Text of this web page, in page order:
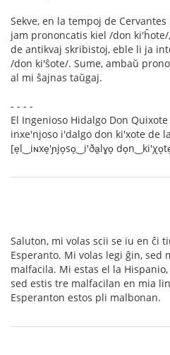
Sekve, en la tempoj de
jam prononcatis kiel /don
de antikvaj skribistoj, eble li ja
/don ki'ŝote/. Sume, ambaŭ
al mi ŝajnas taŭgaj.
- - - -
El Ingenioso Hidalgo Don
inxe'njoso i'dalgo don ki'xote de
[e̞l‿iɴxe̞'ɲjo̞so̞‿i'ða̠lɣo̞
Saluton, mi volas scii se iu en ĉi
Esperanto. Mi volas legi ĝin, sed
malfacila. Mi estas el la
sed estis tre malfacilan en mia
Esperanton estos pli malbonan.